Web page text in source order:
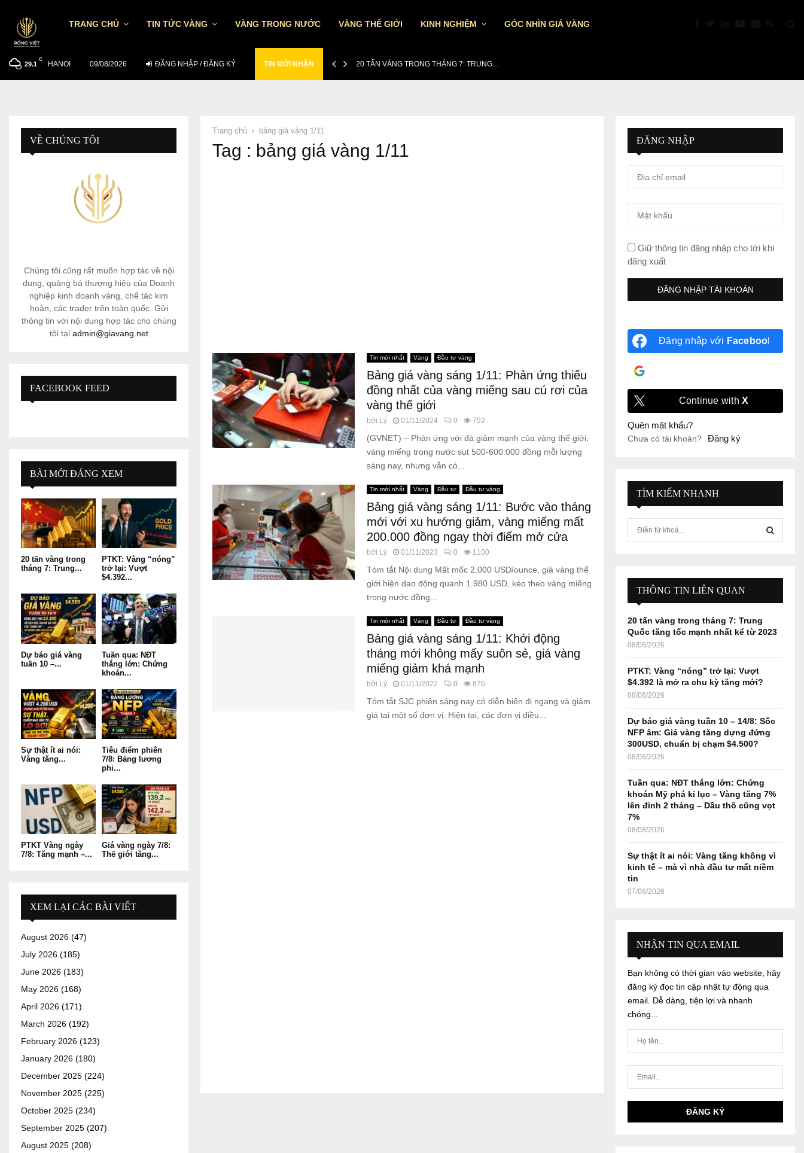
TRANG CHỦ TIN TỨC VÀNG VÀNG TRONG NƯỚC VÀNG THẾ GIỚI KINH NGHIỆM GÓC NHÌN GIÁ VÀNG
29.1
C
HANOI 09/08/2026 ĐĂNG NHẬP / ĐĂNG KÝ TIN MỚI NHẬN
TỶ GIÁ USD/VND NGÀY 7/8: TGTT TĂNG… 20 TẤN VÀNG TRONG THÁNG 7: TRUNG…
Trang chủ bảng giá vàng 1/11
Tag : bảng giá vàng 1/11
Tin mới nhất Vàng Đầu tư vàng
Bảng giá vàng sáng 1/11: Phản ứng thiếu
đồng nhất của vàng miếng sau cú rơi của
vàng thế giới
bởi Lý 01/11/2024 0 792
(GVNET) – Phản ứng với đà giảm mạnh của vàng thế giới,
vàng miếng trong nước sụt 500-600.000 đồng mỗi lượng
sáng nay, nhưng vẫn có...
Tin mới nhất Vàng Đầu tư Đầu tư vàng
Bảng giá vàng sáng 1/11: Bước vào tháng
mới với xu hướng giảm, vàng miếng mất
200.000 đồng ngay thời điểm mở cửa
bởi Lý 01/11/2023 0 1100
Tóm tắt Nội dung Mất mốc 2.000 USD/ounce, giá vàng thế
giới hiện dao động quanh 1.980 USD, kéo theo vàng miếng
trong nước đồng...
Tin mới nhất Vàng Đầu tư Đầu tư vàng
Bảng giá vàng sáng 1/11: Khởi động
tháng mới không mấy suôn sẻ, giá vàng
miếng giảm khá mạnh
bởi Lý 01/11/2022 0 876
Tóm tắt SJC phiên sáng nay có diễn biến đi ngang và giảm
giá tại một số đơn vị. Hiện tại, các đơn vị điều...
VỀ CHÚNG TÔI
Chúng tôi cũng rất muốn hợp tác về nội
dung, quảng bá thương hiệu của Doanh
nghiệp kinh doanh vàng, chế tác kim
hoàn, các trader trên toàn quốc. Gửi
thông tin với nội dung hợp tác cho chúng
tôi tại admin@giavang.net
FACEBOOK FEED
BÀI MỚI ĐÁNG XEM
20 tấn vàng trong
tháng 7: Trung...
PTKT: Vàng “nóng”
trở lại: Vượt
$4.392...
Dự báo giá vàng
tuần 10 –...
Tuần qua: NĐT
thắng lớn: Chứng
khoán...
Sự thật ít ai nói:
Vàng tăng...
Tiêu điểm phiên
7/8: Bảng lương
phi...
PTKT Vàng ngày
7/8: Tăng mạnh –...
Giá vàng ngày 7/8:
Thế giới tăng...
XEM LẠI CÁC BÀI VIẾT
August 2026 (47)
July 2026 (185)
June 2026 (183)
May 2026 (168)
April 2026 (171)
March 2026 (192)
February 2026 (123)
January 2026 (180)
December 2025 (224)
November 2025 (225)
October 2025 (234)
September 2025 (207)
August 2025 (208)
ĐĂNG NHẬP
Giữ thông tin đăng nhập cho tới khi
đăng xuất
Đăng nhập với Facebook
Continue withX
Quên mật khẩu?
Chưa có tài khoản? Đăng ký
TÌM KIẾM NHANH
r
:
E
A
THÔNG TIN LIÊN QUAN
20 tấn vàng trong tháng 7: Trung
Quốc tăng tốc mạnh nhất kể từ 2023
08/08/2026
PTKT: Vàng “nóng” trở lại: Vượt
$4.392 là mở ra chu kỳ tăng mới?
08/08/2026
Dự báo giá vàng tuần 10 – 14/8: Sốc
NFP âm: Giá vàng tăng dựng đứng
300USD, chuẩn bị chạm $4.500?
08/08/2026
Tuần qua: NĐT thắng lớn: Chứng
khoán Mỹ phá kỉ lục – Vàng tăng 7%
lên đỉnh 2 tháng – Dầu thô cũng vọt
7%
08/08/2026
Sự thật ít ai nói: Vàng tăng không vì
kinh tế – mà vì nhà đầu tư mất niềm
tin
07/08/2026
NHẬN TIN QUA EMAIL
Bạn không có thời gian vào website, hãy
đăng ký đọc tin cập nhật tự động qua
email. Dễ dàng, tiện lợi và nhanh
chóng...